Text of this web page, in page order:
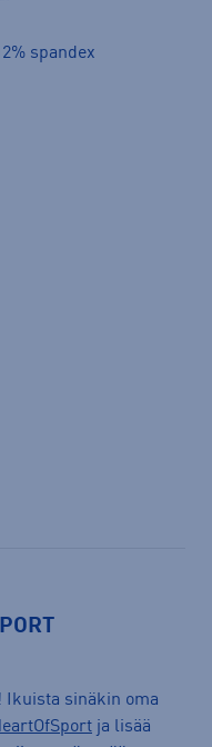
spandex
Ikuista sinäkin oma
ja lisää